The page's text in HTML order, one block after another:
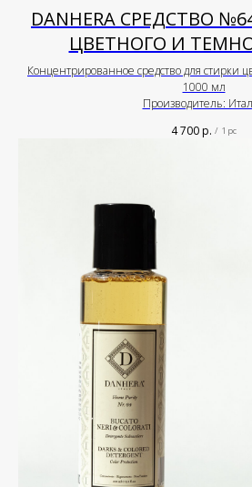
DANHERA СРЕДСТВО
ЦВЕТНОГО И
Концентрированное средство для стирки
1000 мл
Производитель:
4 700р. / 1 pc